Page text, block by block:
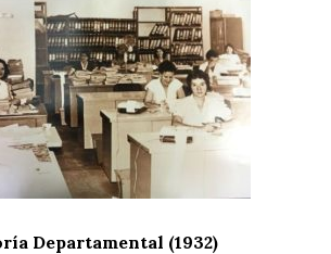
Departamental (1932)